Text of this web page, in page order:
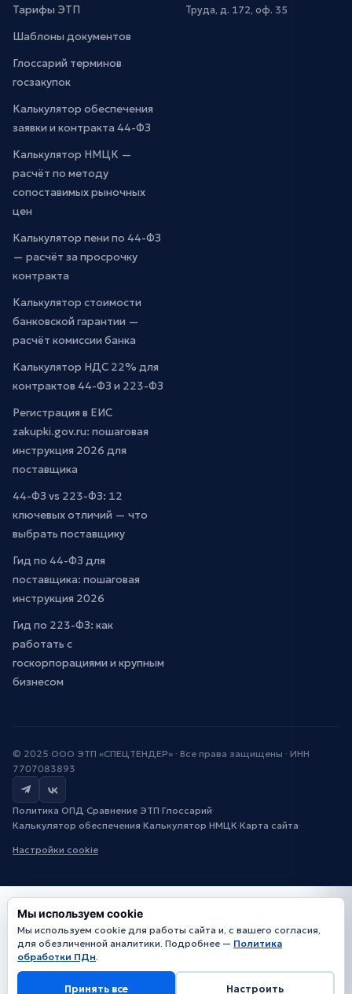
Тарифы ЭТП
Шаблоны документов
Глоссарий терминов
госзакупок
Калькулятор обеспечения
заявки и контракта 44-ФЗ
Калькулятор НМЦК —
расчёт по методу
сопоставимых рыночных
цен
Калькулятор пени по 44-ФЗ
— расчёт за просрочку
контракта
Калькулятор стоимости
банковской гарантии —
расчёт комиссии банка
Калькулятор НДС 22% для
контрактов 44-ФЗ и 223-ФЗ
Регистрация в ЕИС
zakupki.gov.ru: пошаговая
инструкция 2026 для
поставщика
44-ФЗ vs 223-ФЗ: 12
ключевых отличий — что
выбрать поставщику
Гид по 44-ФЗ для
поставщика: пошаговая
инструкция 2026
Гид по 223-ФЗ: как
работать с
госкорпорациями и крупным
бизнесом
Труда, д. 172, оф. 35
© 2025 ООО ЭТП «СПЕЦТЕНДЕР» · Все права защищены · ИНН
7707083893
Политика ОПД ·Сравнение ЭТП·Глоссарий·
Калькулятор обеспечения·Калькулятор НМЦК·Карта сайта·
Настройки cookie
Мы используем cookie
Мы используем cookie для работы сайта и, с вашего согласия,
для обезличенной аналитики. Подробнее — Политика
обработки ПДн.
Принять все Настроить